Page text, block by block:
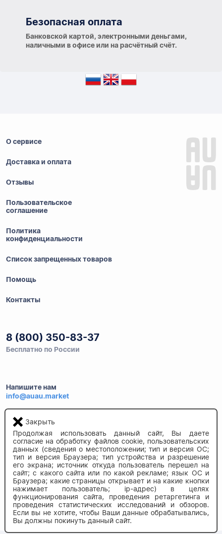
Безопасная оплата
Банковской картой, электронными деньгами,
наличными в офисе или на расчётный счёт.
О сервисе
Доставка и оплата
Отзывы
Пользовательское
соглашение
Политика
конфиденциальности
Список запрещенных товаров
Помощь
Контакты
8 (800) 350-83-37
Бесплатно по России
Напишите нам
info@auau.market
236027, г.Калининград
ул.Калязинская 6, оф. 2
© 2020-2026 auau.market
Закрыть
Продолжая использовать данный сайт, Вы даете
согласие на обработку файлов cookie, пользовательских
данных (сведения о местоположении; тип и версия ОС;
тип и версия Браузера; тип устройства и разрешение
его экрана; источник откуда пользователь перешел на
сайт; с какого сайта или по какой рекламе; язык ОС и
Браузера; какие страницы открывает и на какие кнопки
нажимает пользователь; ip-адрес) в целях
функционирования сайта, проведения ретаргетинга и
проведения статистических исследований и обзоров.
Если вы не хотите, чтобы Ваши данные обрабатывались,
Вы должны покинуть данный сайт.